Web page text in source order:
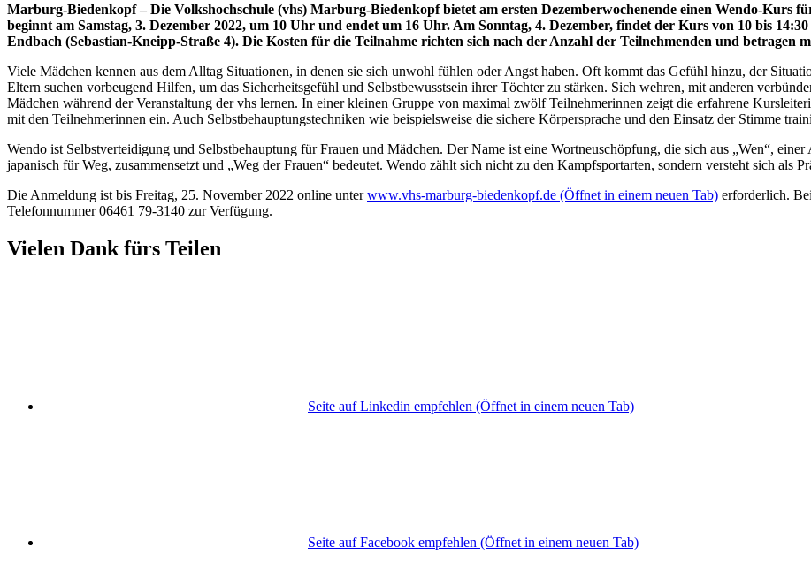
Marburg-Biedenkopf – Die Volkshochschule (vhs) Marburg-Biedenkopf bietet am ersten Dezemberwochenende einen Wendo-Kurs
beginnt am Samstag, 3. Dezember 2022, um 10 Uhr und endet um 16 Uhr. Am Sonntag, 4. Dezember, findet der Kurs von 10 bis
Endbach (Sebastian-Kneipp-Straße 4). Die Kosten für die Teilnahme richten sich nach der Anzahl der Teilnehmenden und betragen
Viele Mädchen kennen aus dem Alltag Situationen, in denen sie sich unwohl fühlen oder Angst haben. Oft kommt das Gefühl hinzu, der
Eltern suchen vorbeugend Hilfen, um das Sicherheitsgefühl und Selbstbewusstsein ihrer Töchter zu stärken. Sich wehren, mit anderen
Mädchen während der Veranstaltung der vhs lernen. In einer kleinen Gruppe von maximal zwölf Teilnehmerinnen zeigt die erfahrene
mit den Teilnehmerinnen ein. Auch Selbstbehauptungstechniken wie beispielsweise die sichere Körpersprache und den Einsatz der Stimme
Wendo ist Selbstverteidigung und Selbstbehauptung für Frauen und Mädchen. Der Name ist eine Wortneuschöpfung, die sich aus „Wen“,
japanisch für Weg, zusammensetzt und „Weg der Frauen“ bedeutet. Wendo zählt sich nicht zu den Kampfsportarten, sondern versteht sich als
Die Anmeldung ist bis Freitag, 25. November 2022 online unterwww.vhs-marburg-biedenkopf.de (Öffnet in einem neuen Tab) erforderlich.
Telefonnummer 06461 79-3140 zur Verfügung.
Vielen Dank fürs Teilen
Seite auf Linkedin empfehlen (Öffnet in einem neuen Tab)
Seite auf Facebook empfehlen (Öffnet in einem neuen Tab)